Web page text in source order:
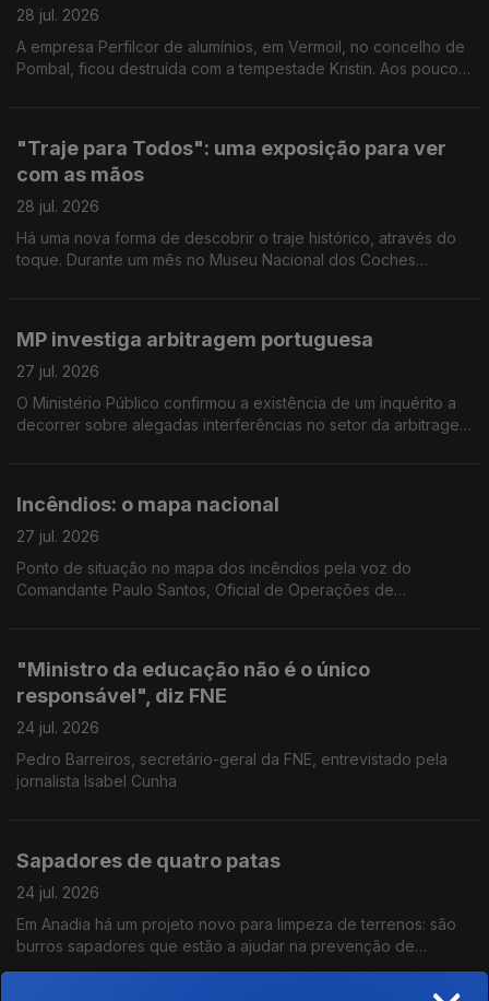
28 jul. 2026
A empresa Perfilcor de alumínios, em Vermoil, no concelho de
Pombal, ficou destruída com a tempestade Kristin. Aos poucos
"Traje para Todos": uma exposição para ver
com as mãos
28 jul. 2026
Há uma nova forma de descobrir o traje histórico, através do
toque. Durante um mês no Museu Nacional dos Coches
MP investiga arbitragem portuguesa
27 jul. 2026
O Ministério Público confirmou a existência de um inquérito a
decorrer sobre alegadas interferências no setor da arbitragem
Incêndios: o mapa nacional
27 jul. 2026
Ponto de situação no mapa dos incêndios pela voz do
Comandante Paulo Santos, Oficial de Operações de
"Ministro da educação não é o único
responsável", diz FNE
24 jul. 2026
Pedro Barreiros, secretário-geral da FNE, entrevistado pela
jornalista Isabel Cunha
Sapadores de quatro patas
24 jul. 2026
Em Anadia há um projeto novo para limpeza de terrenos: são
burros sapadores que estão a ajudar na prevenção de
incêndios. Reportagem de Diana Craveiro